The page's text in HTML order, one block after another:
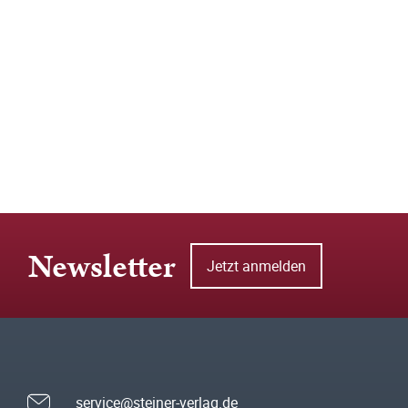
Newsletter Jetzt anmelden
service@steiner-verlag.de